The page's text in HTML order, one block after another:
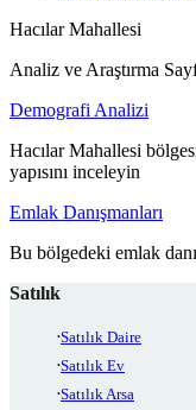
Hacılar Mahallesi
Analiz ve Araştırma
Demografi Analizi
Hacılar Mahallesi
yapısını inceleyin
Emlak Danışmanları
Bu bölgedeki emlak
Satılık
Satılık Daire
Satılık Ev
Satılık Arsa